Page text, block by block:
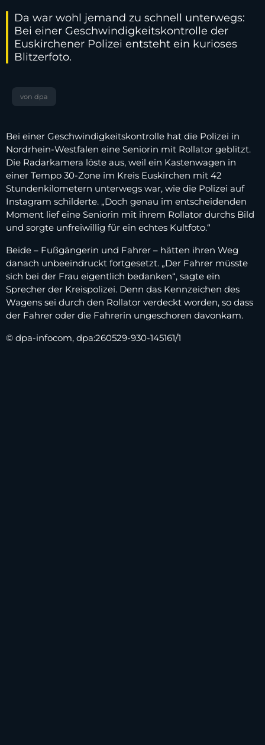
Da war wohl jemand zu schnell unterwegs:
Bei einer Geschwindigkeitskontrolle der
Euskirchener Polizei entsteht ein kurioses
Blitzerfoto.
von dpa
Bei einer Geschwindigkeitskontrolle hat die Polizei in
Nordrhein-Westfalen eine Seniorin mit Rollator geblitzt.
Die Radarkamera löste aus, weil ein Kastenwagen in
einer Tempo 30-Zone im Kreis Euskirchen mit 42
Stundenkilometern unterwegs war, wie die Polizei auf
Instagram schilderte. „Doch genau im entscheidenden
Moment lief eine Seniorin mit ihrem Rollator durchs Bild
und sorgte unfreiwillig für ein echtes Kultfoto.“
Beide – Fußgängerin und Fahrer – hätten ihren Weg
danach unbeeindruckt fortgesetzt. „Der Fahrer müsste
sich bei der Frau eigentlich bedanken“, sagte ein
Sprecher der Kreispolizei. Denn das Kennzeichen des
Wagens sei durch den Rollator verdeckt worden, so dass
der Fahrer oder die Fahrerin ungeschoren davonkam.
© dpa-infocom, dpa:260529-930-145161/1